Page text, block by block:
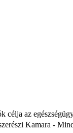
célja az
Kamara -